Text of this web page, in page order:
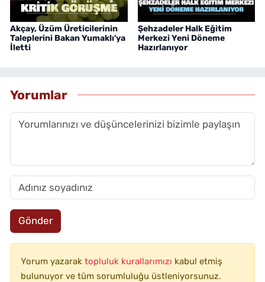
Akçay, Üzüm Üreticilerinin
Taleplerini Bakan Yumaklı'ya
İletti
Şehzadeler Halk Eğitim
Merkezi Yeni Döneme
Hazırlanıyor
Yorumlar
Gönder
Yorum yazarak topluluk kurallarımızı kabul etmiş
bulunuyor ve tüm sorumluluğu üstleniyorsunuz.